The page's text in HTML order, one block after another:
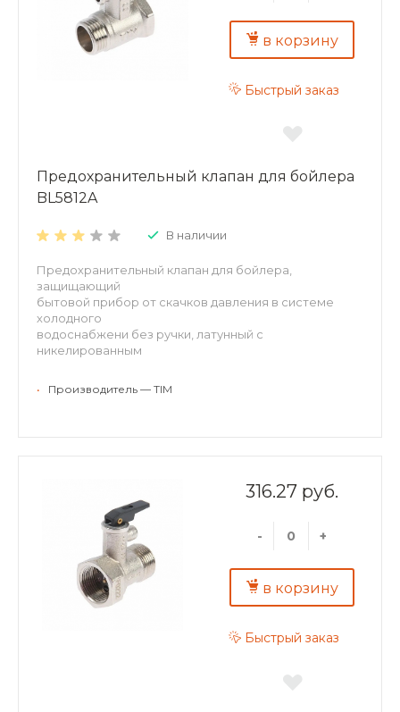
в корзину
Быстрый заказ
Предохранительный клапан для бойлера
BL5812A
В наличии
Предохранительный клапан для бойлера,
защищающий
бытовой прибор от скачков давления в системе
холодного
водоснабжени без ручки, латунный с
никелированным
присоединение: 1/2" внутренняя - 1/2" наружная
• Производитель — TIM
316.27 руб.
- +
в корзину
Быстрый заказ